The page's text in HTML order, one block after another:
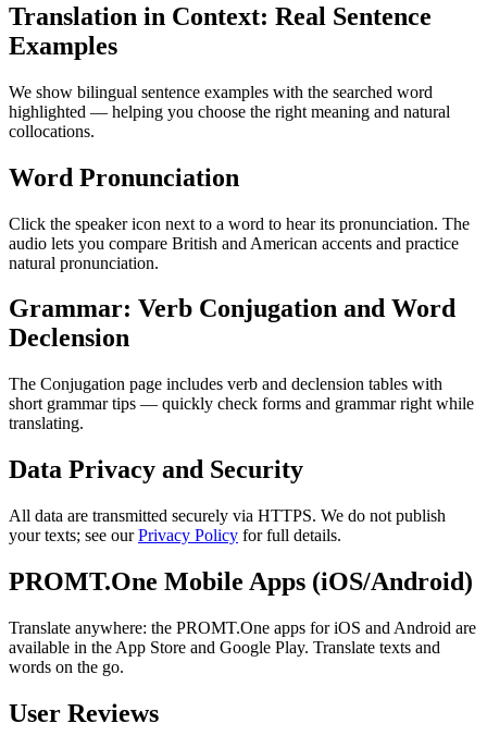
Translation in Context: Real Sentence
Examples
We show bilingual sentence examples with the searched word
highlighted — helping you choose the right meaning and natural
collocations.
Word Pronunciation
Click the speaker icon next to a word to hear its pronunciation. The
audio lets you compare British and American accents and practice
natural pronunciation.
Grammar: Verb Conjugation and Word
Declension
The Conjugation page includes verb and declension tables with
short grammar tips — quickly check forms and grammar right while
translating.
Data Privacy and Security
All data are transmitted securely via HTTPS. We do not publish
your texts; see ourPrivacy Policy for full details.
PROMT.One Mobile Apps (iOS/Android)
Translate anywhere: the PROMT.One apps for iOS and Android are
available in the App Store and Google Play. Translate texts and
words on the go.
User Reviews